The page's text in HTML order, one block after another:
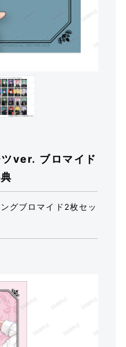
ver. ブロマイド
グブロマイド2枚セッ